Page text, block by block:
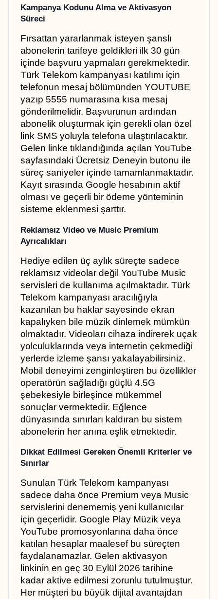
Kampanya Kodunu Alma ve Aktivasyon
Süreci
Fırsattan yararlanmak isteyen şanslı
abonelerin tarifeye geldikleri ilk 30 gün
içinde başvuru yapmaları gerekmektedir.
Türk Telekom kampanyası katılımı için
telefonun mesaj bölümünden YOUTUBE
yazıp 5555 numarasına kısa mesaj
gönderilmelidir. Başvurunun ardından
abonelik oluşturmak için gerekli olan özel
link SMS yoluyla telefona ulaştırılacaktır.
Gelen linke tıklandığında açılan YouTube
sayfasındaki Ücretsiz Deneyin butonu ile
süreç saniyeler içinde tamamlanmaktadır.
Kayıt sırasında Google hesabının aktif
olması ve geçerli bir ödeme yönteminin
sisteme eklenmesi şarttır.
Reklamsız Video ve Music Premium
Ayrıcalıkları
Hediye edilen üç aylık süreçte sadece
reklamsız videolar değil YouTube Music
servisleri de kullanıma açılmaktadır. Türk
Telekom kampanyası aracılığıyla
kazanılan bu haklar sayesinde ekran
kapalıyken bile müzik dinlemek mümkün
olmaktadır. Videoları cihaza indirerek uçak
yolculuklarında veya internetin çekmediği
yerlerde izleme şansı yakalayabilirsiniz.
Mobil deneyimi zenginleştiren bu özellikler
operatörün sağladığı güçlü 4.5G
şebekesiyle birleşince mükemmel
sonuçlar vermektedir. Eğlence
dünyasında sınırları kaldıran bu sistem
abonelerin her anına eşlik etmektedir.
Dikkat Edilmesi Gereken Önemli Kriterler ve
Sınırlar
Sunulan Türk Telekom kampanyası
sadece daha önce Premium veya Music
servislerini denememiş yeni kullanıcılar
için geçerlidir. Google Play Müzik veya
YouTube promosyonlarına daha önce
katılan hesaplar maalesef bu süreçten
faydalanamazlar. Gelen aktivasyon
linkinin en geç 30 Eylül 2026 tarihine
kadar aktive edilmesi zorunlu tutulmuştur.
Her müşteri bu büyük dijital avantajdan